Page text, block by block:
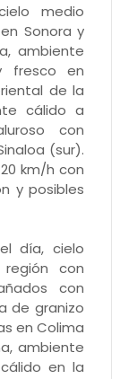
medio
Sonora y
ambiente
fresco en
de la
cálido a
con
(sur).
km/h con
y posibles
día, cielo
con
con
de granizo
en Colima
ambiente
en la